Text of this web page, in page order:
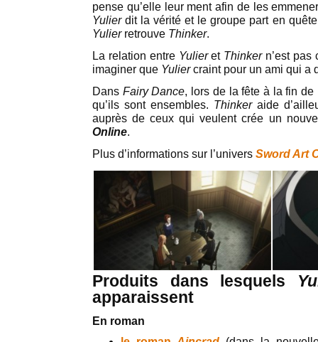
pense qu’elle leur ment afin de les
Yulierdit la vérité et le groupe part en
Yulierretrouve Thinker.
La relation entre Yulieret Thinkern’est pas
imaginer que Yuliercraint pour un ami qui a
Dans Fairy Dance, lors de la fête à la fin de
qu’ils sont ensembles. Thinkeraide
auprès de ceux qui veulent crée un
Online.
Plus d’informations sur l’univers Sword Art
Produits dans lesquels
apparaissent
En roman